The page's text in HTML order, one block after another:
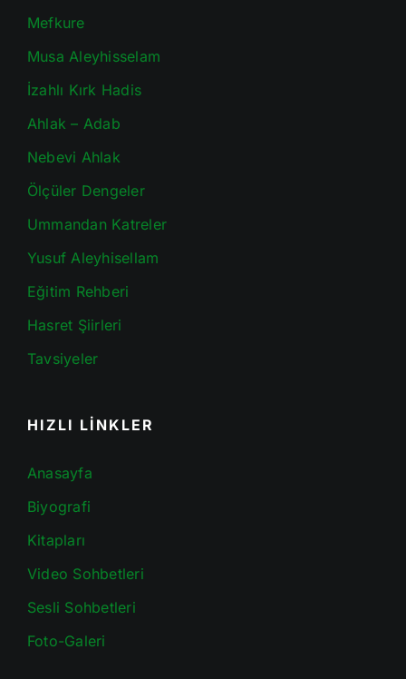
Mefkure
Musa Aleyhisselam
İzahlı Kırk Hadis
Ahlak – Adab
Nebevi Ahlak
Ölçüler Dengeler
Ummandan Katreler
Yusuf Aleyhisellam
Eğitim Rehberi
Hasret Şiirleri
Tavsiyeler
HIZLI LİNKLER
Anasayfa
Biyografi
Kitapları
Video Sohbetleri
Sesli Sohbetleri
Foto-Galeri